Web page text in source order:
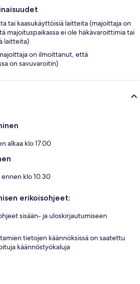
tai kaasukäyttöisiä laitteita (majoittaja on
majoituspaikassa ei ole häkävaroittimia tai
laitteita)
on ilmoittanut, että
on savuvaroitin)
alkaa klo 17.00
klo 10.30
erikoisohjeet:
sisään- ja uloskirjautumiseen
tietojen käännöksissä on saatettu
käännöstyökaluja